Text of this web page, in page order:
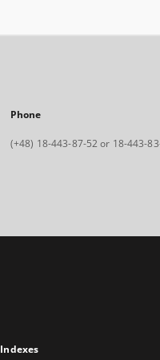
Phone
(+48) 18-443-87-52 or 18-443-
Indexes